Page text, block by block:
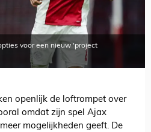
voor een nieuw 'project
openlijk de loftrompet over
omdat zijn spel Ajax
mogelijkheden geeft. De